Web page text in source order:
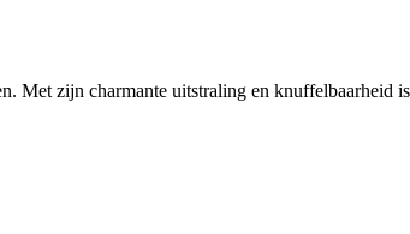
Met zijn charmante uitstraling en knuffelbaarheid is